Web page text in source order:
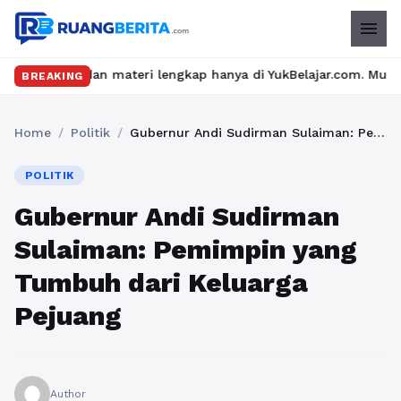
menu
BREAKING
materi lengkap hanya di YukBelajar.com. Mulai langkah
Home / Politik / Gubernur Andi Sudirman Sulaiman: Pemimpin yang Tumbuh dari Keluarga Pejuang
POLITIK
Gubernur Andi Sudirman
Sulaiman: Pemimpin yang
Tumbuh dari Keluarga
Pejuang
Author